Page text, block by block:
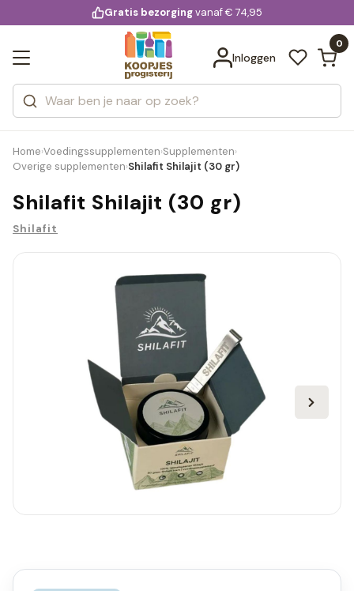
voor 20:00 uur besteld
Gratis bezorgingvanaf € 74,95
Inloggen
0
Zoeken
Categorieën
Merken
Bekijk alle resultaten
Home›Voedingssupplementen›Supplementen›
Overige supplementen›Shilafit Shilajit (30 gr)
Shilafit Shilajit (30 gr)
Shilafit